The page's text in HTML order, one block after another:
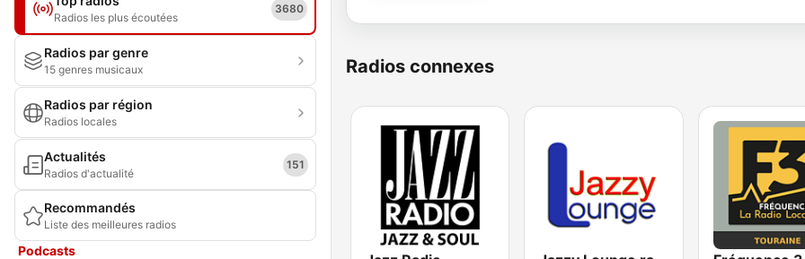
Radios les plus écoutées
3680
Radios par genre
15 genres musicaux
Radios par région
Radios locales
Actualités
Radios d'actualité
151
Recommandés
Liste des meilleures radios
Podcasts
Radios connexes